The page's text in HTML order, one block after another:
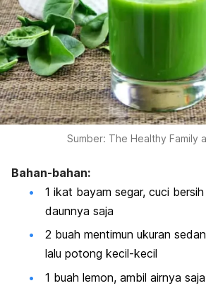
Sumber: The Healthy Family
Bahan-bahan:
1 ikat bayam segar, cuci
daunnya saja
2 buah mentimun ukuran
lalu potong kecil-kecil
1 buah lemon, ambil airnya saja